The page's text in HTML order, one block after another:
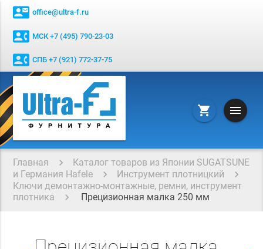
contact_mail office@ultra-f.ru
contact_phone МСК +7 (495) 790-23-03
contact_phone СПБ +7 (921) 772-37-75
shopping_cart menu
Главная
Каталог товаров из Японии SUGATSUNE
и Германия Hafele
Инструмент плотницкий
Ключи демонтажно-монтажные, ремни, инструмент
плотника
Прецизионная малка 250 мм